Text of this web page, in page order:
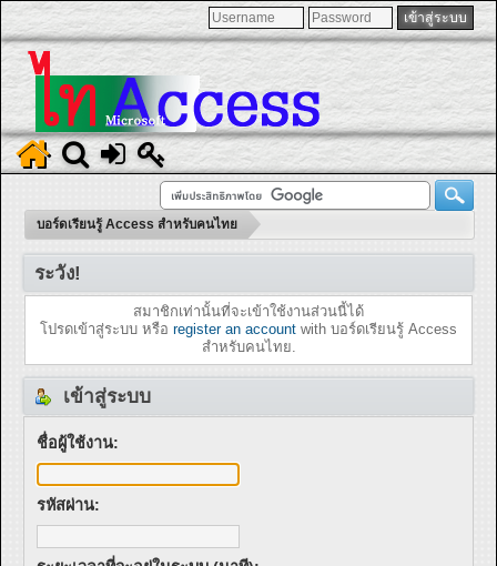
บอร์ดเรียนรู้ Access สำหรับคนไทย
ระวัง!
สมาชิกเท่านั้นที่จะเข้าใช้งานส่วนนี้ได้
โปรดเข้าสู่ระบบ หรือ register an account with บอร์ดเรียนรู้ Access
สำหรับคนไทย.
เข้าสู่ระบบ
ชื่อผู้ใช้งาน:
รหัสผ่าน: